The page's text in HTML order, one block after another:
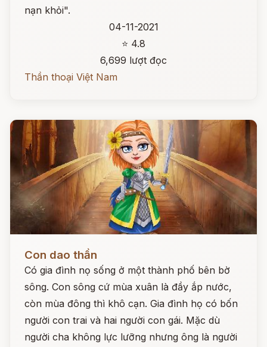
nạn khỏi".
04-11-2021
⭐ 4.8
6,699 lượt đọc
Thần thoại Việt Nam
Con dao thần
Có gia đình nọ sống ở một thành phố bên bờ
sông. Con sông cứ mùa xuân là đầy ắp nước,
còn mùa đông thì khô cạn. Gia đình họ có bốn
người con trai và hai người con gái. Mặc dù
người cha không lực lưỡng nhưng ông là người